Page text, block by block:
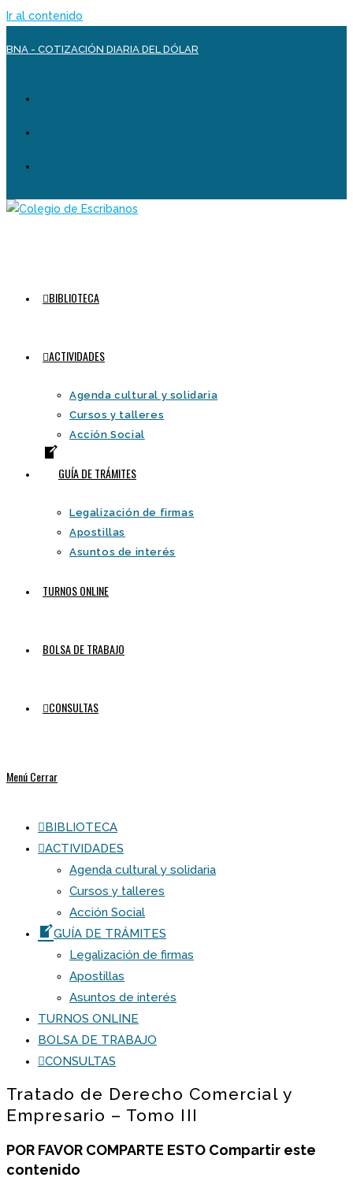
Ir al contenido
BNA - COTIZACIÓN DIARIA DEL DÓLAR
BIBLIOTECA
ACTIVIDADES
Agenda cultural y solidaria
Cursos y talleres
Acción Social
GUÍA DE TRÁMITES
Legalización de firmas
Apostillas
Asuntos de interés
TURNOS ONLINE
BOLSA DE TRABAJO
CONSULTAS
MenúCerrar
BIBLIOTECA
ACTIVIDADES
Agenda cultural y solidaria
Cursos y talleres
Acción Social
GUÍA DE TRÁMITES
Legalización de firmas
Apostillas
Asuntos de interés
TURNOS ONLINE
BOLSA DE TRABAJO
CONSULTAS
Tratado de Derecho Comercial y
Empresario – Tomo III
POR FAVOR COMPARTE ESTO Compartir este
contenido